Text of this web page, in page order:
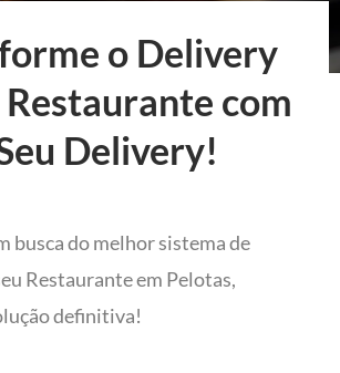
o Delivery
Restaurante com
Delivery!
busca do melhor sistema de
Restaurante em Pelotas,
definitiva!